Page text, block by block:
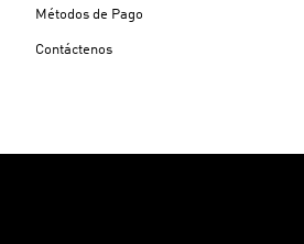
Métodos de Pago
Contáctenos